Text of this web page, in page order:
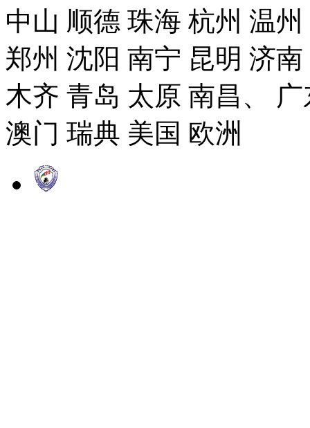
中山 顺德 珠海 杭州 温
郑州 沈阳 南宁 昆明 济
木齐 青岛 太原 南昌、
澳门 瑞典 美国 欧洲